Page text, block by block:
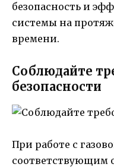
безопасность и
системы на
времени.
Соблюдайте
безопасности
При работе с
соответствующим